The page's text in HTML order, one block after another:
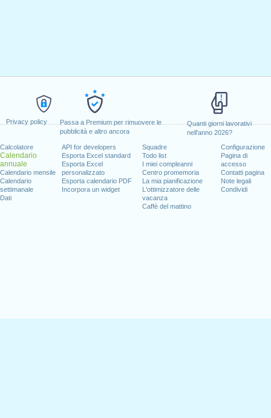
Privacy policy
Passa a Premium per rimuovere le
pubblicità e altro ancora
Quanti giorni lavorativi
nell'anno 2026?
Calcolatore
Calendario
annuale
Calendario mensile
Calendario
settimanale
Dati
API for developers
Esporta Excel standard
Esporta Excel
personalizzato
Esporta calendario PDF
Incorpora un widget
Squadre
Todo list
I miei compleanni
Centro promemoria
La mia pianificazione
L'ottimizzatore delle
vacanza
Caffè del mattino
Configurazione
Pagina di
accesso
Contatti pagina
Note legali
Condividi